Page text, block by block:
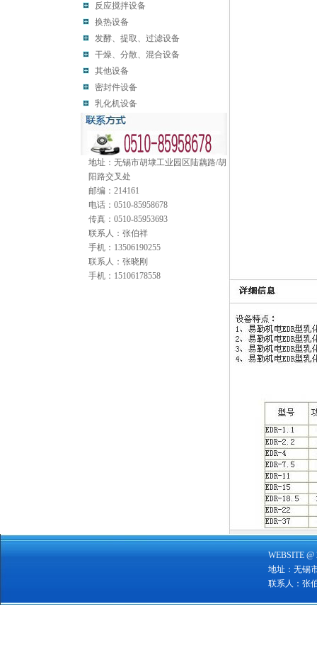
反应搅拌设备
换热设备
发酵、提取、过滤设备
干燥、分散、混合设备
其他设备
密封件设备
乳化机设备
地址：无锡市胡埭工业园区陆藕路/胡
阳路交叉处
邮编：214161
电话：0510-85958678
传真：0510-85953693
联系人：张伯祥
手机：13506190255
联系人：张晓刚
手机：15106178558
WEBSITE @
地址：无锡
联系人：张